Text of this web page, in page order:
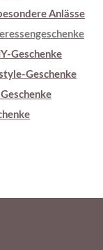
Anlässe
Geschenke
Geschenke